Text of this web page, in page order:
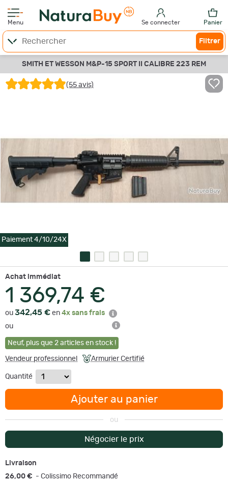
Menu Se connecter Panier
Filtrer
SMITH ET WESSON M&P-15 SPORT II CALIBRE 223 REM
(55 avis)
Paiement 4/10/24X
Achat immédiat
1 369,74 €
ou 342,45 € en 4x sans frais
ou
Neuf, plus que 2 articles en stock !
Vendeur professionnel Armurier Certifié
Quantité
Ajouter au panier
ou
Négocier le prix
Livraison
26,00 € - Colissimo Recommandé